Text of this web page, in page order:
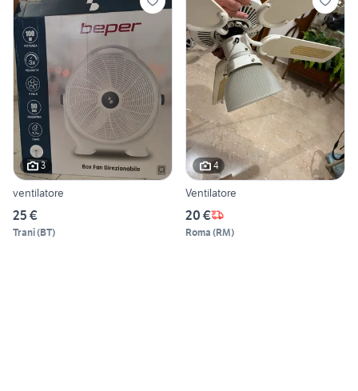
3
ventilatore
25 €
Trani(BT)
4
Ventilatore
20 €
Roma (RM)